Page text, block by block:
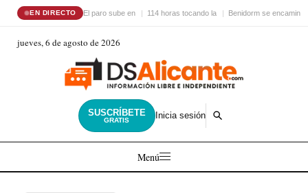
EN DIRECTO El paro sube en 114 horas tocando la Benidorm se encamina
jueves, 6 de agosto de 2026
SUSCRÍBETE
GRATIS Inicia sesión
Menú